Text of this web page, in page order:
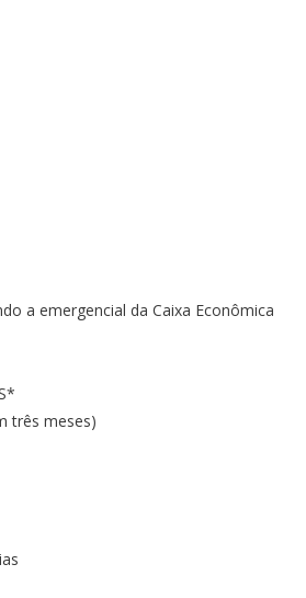
a emergencial da Caixa Econômica
três meses)